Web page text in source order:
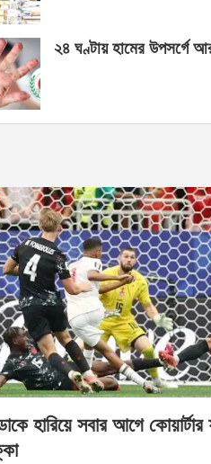
২৪ ঘণ্টায় হামের উপসর্গে
হারিয়ে সবার আগে কোয়ার্টার